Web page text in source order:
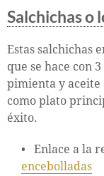
Salchichas o
Estas salchichas
que se hace con
pimienta y aceite
como plato
éxito.
Enlace a la
encebolladas